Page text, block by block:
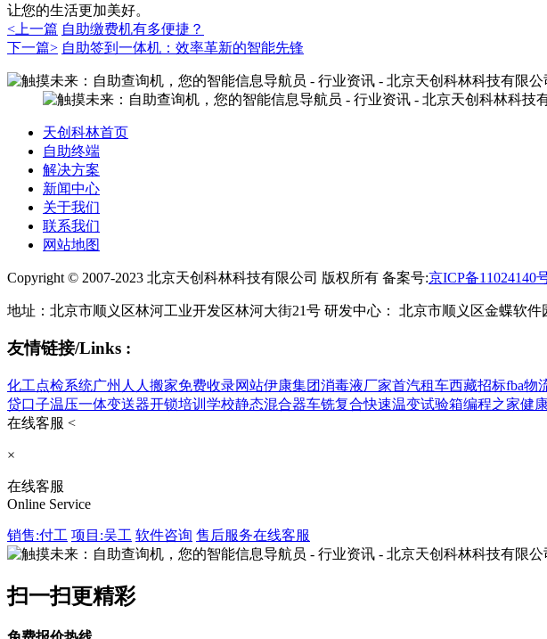
让您的生活更加美好。
<上一篇 自助缴费机有多便捷？
下一篇> 自助签到一体机：效率革新的智能先锋
天创科林首页
自助终端
解决方案
新闻中心
关于我们
联系我们
网站地图
Copyright © 2007-2023 北京天创科林科技有限公司 版权所有 备案号:京ICP备11024140
地址：北京市顺义区林河工业开发区林河大街21号 研发中心： 北京市顺义区金蝶软件
友情链接/Links :
化工点检系统广州人人搬家免费收录网站伊康集团消毒液厂家首汽租车西藏招标fba物
贷口子温压一体变送器开锁培训学校静态混合器车铣复合快速温变试验箱编程之家健
在线客服 <
×
在线客服
Online Service
销售:付工 项目:吴工 软件咨询 售后服务在线客服
扫一扫更精彩